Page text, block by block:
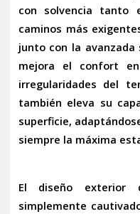
con solvencia tanto
caminos más
junto con la avanzada
mejora el confort
irregularidades del
también eleva su
superficie,
siempre la máxima
El diseño exterior
simplemente